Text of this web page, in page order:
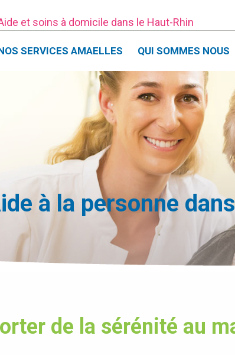
et soins à domicile dans le Haut-Rhin
SERVICES AMAELLES QUI SOMMES NOUS
à la personne
de la sérénité au